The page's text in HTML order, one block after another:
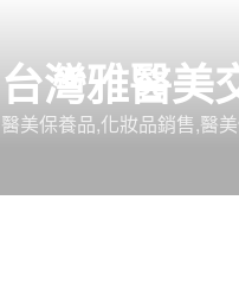
台灣雅醫美
醫美保養品,化妝品銷售,醫